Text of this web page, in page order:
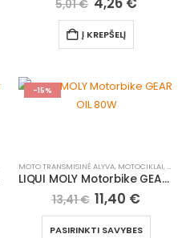
5,01€
Į KREPŠELĮ
-15%
MOTO TRANSMISINĖ ALYVA, MOTOCIKLAI, ATV/UTV
LIQUI MOLY Motorbike GEAR OIL 80W
13,41€ 11,40 €
PASIRINKTI SAVYBES